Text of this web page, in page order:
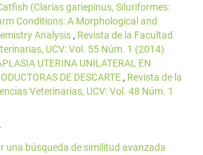
(Clarias gariepinus, Siluriformes:
Conditions: A Morphological and
Analysis, Revista de la Facultad
UCV: Vol. 55 Núm. 1 (2014)
UTERINA UNILATERAL EN
DE DESCARTE, Revista de la
Veterinarias, UCV: Vol. 48 Núm. 1
una búsqueda de similitud avanzada